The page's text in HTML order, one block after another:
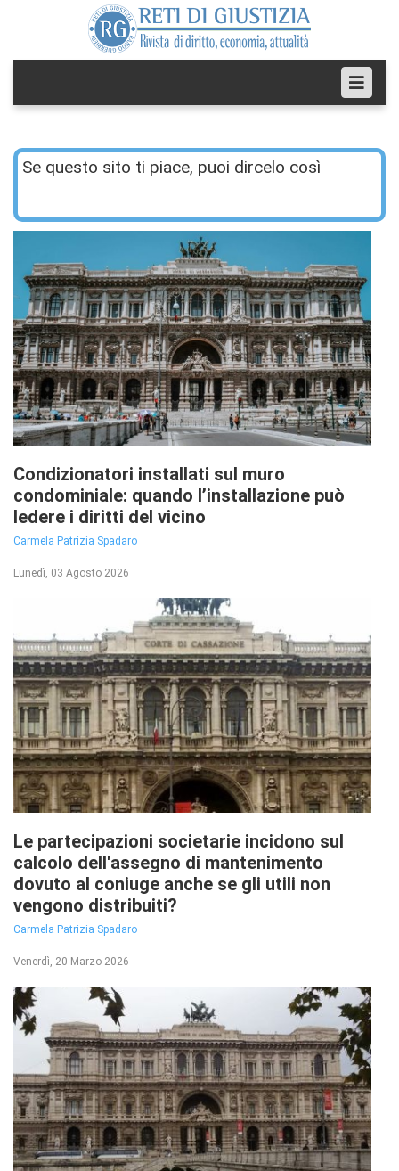
Se questo sito ti piace, puoi dircelo così
Condizionatori installati sul muro
condominiale: quando l’installazione può
ledere i diritti del vicino
Carmela Patrizia Spadaro
Lunedì, 03 Agosto 2026
Le partecipazioni societarie incidono sul
calcolo dell'assegno di mantenimento
dovuto al coniuge anche se gli utili non
vengono distribuiti?
Carmela Patrizia Spadaro
Venerdì, 20 Marzo 2026